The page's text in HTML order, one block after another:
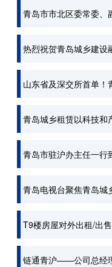
青岛城乡租赁以科技和
青岛市驻沪办主任一行
T9楼房屋对外出租/出售